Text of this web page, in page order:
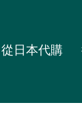
從日本代購